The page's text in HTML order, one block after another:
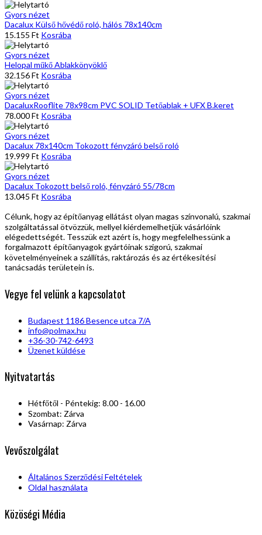
Gyors nézet
Dacalux Külső hővédő roló, hálós 78x140cm
15.155 Ft Kosrába
Gyors nézet
Helopal műkő Ablakkönyöklő
32.156Ft Kosrába
Gyors nézet
DacaluxRooflite 78x98cm PVC SOLID Tetőablak + UFX B.keret
78.000Ft Kosrába
Gyors nézet
Dacalux 78x140cm Tokozott fényzáró belső roló
19.999 Ft Kosrába
Gyors nézet
Dacalux Tokozott belső roló, fényzáró 55/78cm
13.045 Ft Kosrába
Célunk, hogy az építőanyag ellátást olyan magas színvonalú, szakmai
szolgáltatással ötvözzük, mellyel kiérdemelhetjük vásárlóink
elégedettségét. Tesszük ezt azért is, hogy megfelelhessünk a
forgalmazott építőanyagok gyártóinak szigorú, szakmai
követelményeinek a szállítás, raktározás és az értékesítési
tanácsadás területein is.
Vegye fel velünk a kapcsolatot
Budapest 1186 Besence utca 7/A
info@polmax.hu
+36-30-742-6493
Üzenet küldése
Nyitvatartás
Hétfőtől - Péntekig: 8.00 - 16.00
Szombat: Zárva
Vasárnap: Zárva
Vevőszolgálat
Általános Szerződési Feltételek
Oldal használata
Közöségi Média